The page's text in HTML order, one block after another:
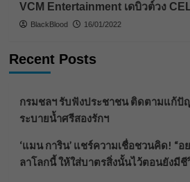
VCM Entertainment เดบิวต์วง
BlackBlood 16/01/2022
Recent Posts
กรมชลฯ รับฟังประชาชน ติดตามแก้ปั
ระบายน้ำศรีสองรักฯ
‘แมน การิน’ แชร์ความเชื่อชวนคิด! “อ
ลาโลกนี้ ให้ใส่บาตรสิ่งนั้นไว้ตอนยังมีชี